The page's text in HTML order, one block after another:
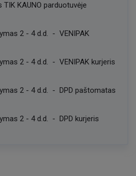
KAUNO parduotuvėje
2 - 4d.d. - VENIPAK
2 - 4d.d. - VENIPAK kurjeris
2 - 4d.d. - DPD paštomatas
2 - 4d.d. - DPD kurjeris